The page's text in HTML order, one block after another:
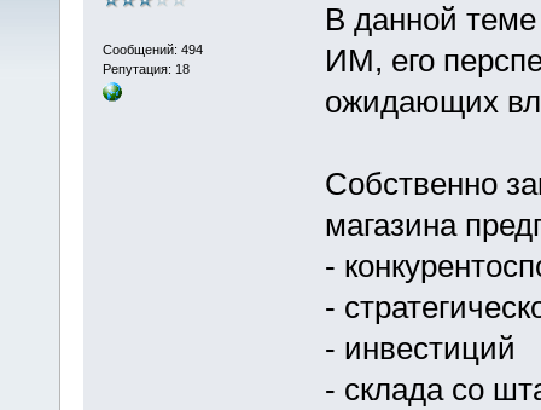
Сообщений: 494
Репутация: 18
В данной
ИМ, его
ожидающих
Собственно
магазина
-
-
- инвестиций
- склада со